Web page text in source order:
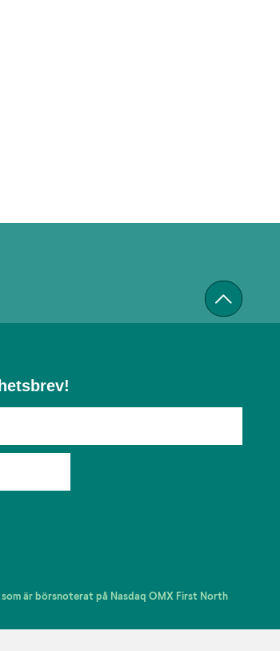
är börsnoterat på Nasdaq OMX First North